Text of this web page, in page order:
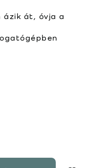
ázik át, óvja a